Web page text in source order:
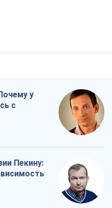
у
с
Пекину: